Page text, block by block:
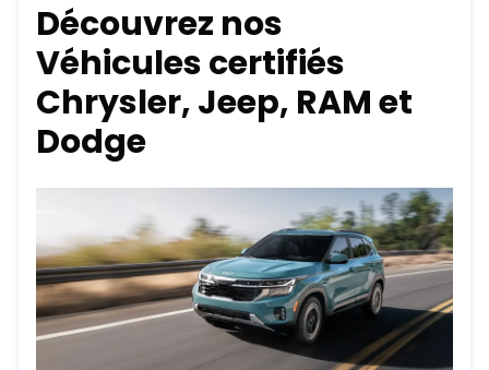
Découvrez nos
Véhicules certifiés
Chrysler, Jeep, RAM et
Dodge